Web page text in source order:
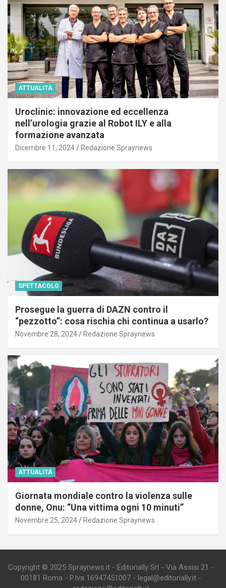
ATTUALITÀ
Uroclinic: innovazione ed eccellenza
nell’urologia grazie al Robot ILY e alla
formazione avanzata
Dicembre 11, 2024 Redazione Spraynews
SPETTACOLO
Prosegue la guerra di DAZN contro il
“pezzotto”: cosa rischia chi continua a usarlo?
Novembre 28, 2024 Redazione Spraynews
ATTUALITÀ
Giornata mondiale contro la violenza sulle
donne, Onu: “Una vittima ogni 10 minuti”
Novembre 25, 2024 Redazione Spraynews
Copyright © 2025 Spraynews.it - Editorially Srl - Via Assisi 21 -
00181 Roma - P.Iva 16947451007 - legal@editorially.it -